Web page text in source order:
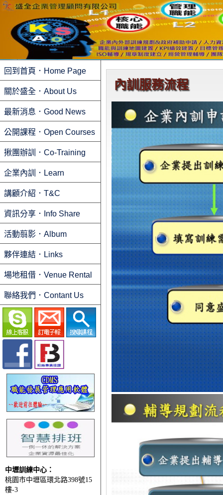
回到首頁．Home Page
關於盛全．About Us
最新消息．Good News
公開課程．Open Courses
揪團辦訓．Co-Training
企業內訓．Learn
講顧介紹．T&C
資訊分享．Info Share
活動翦影．Album
夥伴連結．Links
場地租借．Venue Rental
聯絡我們．Contant Us
中壢訓練中心：
桃園市中壢區環北路398號15
樓-3
內訓服務流程